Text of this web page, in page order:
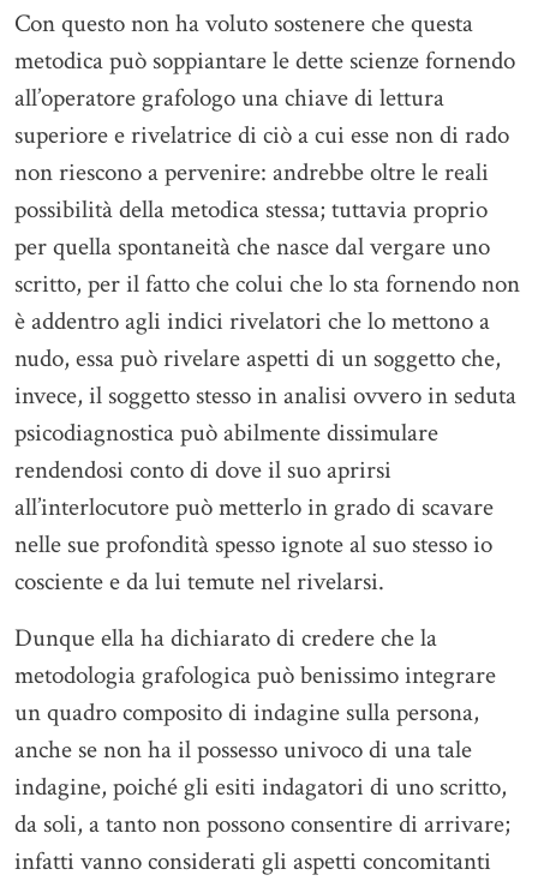
Con questo non ha voluto sostenere che questa
metodica può soppiantare le dette scienze fornendo
all’operatore grafologo una chiave di lettura
superiore e rivelatrice di ciò a cui esse non di rado
non riescono a pervenire: andrebbe oltre le reali
possibilità della metodica stessa; tuttavia proprio
per quella spontaneità che nasce dal vergare uno
scritto, per il fatto che colui che lo sta fornendo non
è addentro agli indici rivelatori che lo mettono a
nudo, essa può rivelare aspetti di un soggetto che,
invece, il soggetto stesso in analisi ovvero in seduta
psicodiagnostica può abilmente dissimulare
rendendosi conto di dove il suo aprirsi
all’interlocutore può metterlo in grado di scavare
nelle sue profondità spesso ignote al suo stesso io
cosciente e da lui temute nel rivelarsi.
Dunque ella ha dichiarato di credere che la
metodologia grafologica può benissimo integrare
un quadro composito di indagine sulla persona,
anche se non ha il possesso univoco di una tale
indagine, poiché gli esiti indagatori di uno scritto,
da soli, a tanto non possono consentire di arrivare;
infatti vanno considerati gli aspetti concomitanti